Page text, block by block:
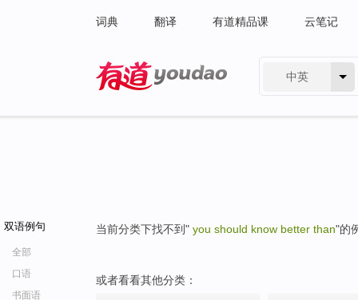
词典 翻译 有道精品课 云笔记
中英
双语例句
全部
口语
书面语
当前分类下找不到" you should know better than"的
或者看看其他分类：